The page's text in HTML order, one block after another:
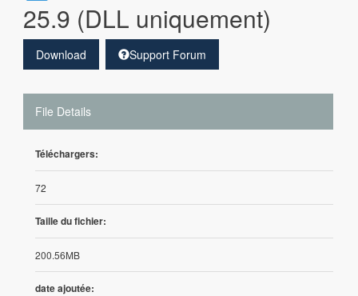
25.9 (DLL uniquement)
Download Support Forum
File Details
Téléchargers:
72
Taille du fichier:
200.56MB
date ajoutée: